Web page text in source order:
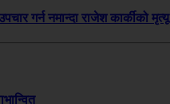
गर्न नमान्दा राजेश कार्कीको मृत्यू